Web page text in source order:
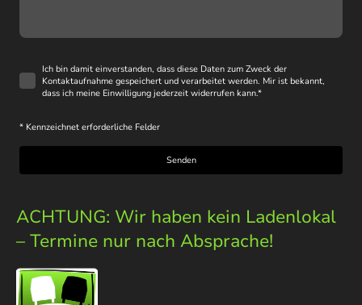
Ich bin damit einverstanden, dass diese Daten zum Zweck der
Kontaktaufnahme gespeichert und verarbeitet werden. Mir ist bekannt,
dass ich meine Einwilligung jederzeit widerrufen kann.*
* Kennzeichnet erforderliche Felder
Senden
ACHTUNG: Wir haben kein Ladenlokal
– Termine nur nach Absprache!